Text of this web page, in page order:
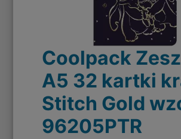
Coolpack
A5 32 kartki
Stitch Gold
96205PTR